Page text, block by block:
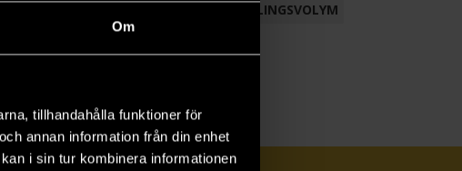
Om
tillhandahålla funktioner för
annan information från din enhet
i sin tur kombinera informationen
SAMLINGSVOLYM